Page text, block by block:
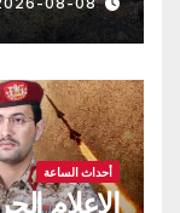
أحداث الساعة
الاعلام